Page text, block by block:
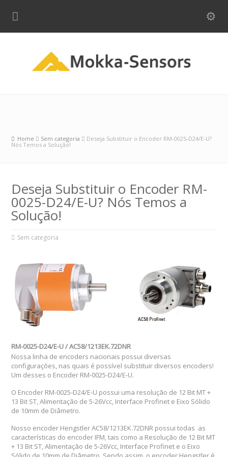
Home Sem categoria
Deseja Substituir o Encoder RM-0025-D24/E-U?
Nós Temos a Solução!
Deseja Substituir o Encoder RM-
0025-D24/E-U? Nós Temos a
Solução!
Sem categoria
RM-0025-D24/E-U / AC58/1213EK.72DNR
Nossa linha de encoders nacionais possui diversas
configurações, nas quais é possível substituir diversos encoders!
Um desses o Encoder RM-0025-D24/E-U.
O Encoder RM-0025-D24/E-U possui uma resolução de 12 Bit MT +
13 Bit ST, Alimentação de 5-26Vcc, Interface Profinet e Eixo Sólido
de 10mm de Diâmetro.
Nosso encoder Hengstler AC58/1213EK.72DNR possui todas as
características do encoder IFM, tais como a Resolução de 12 Bit MT
+ 13 Bit ST, Alimentação de 5-26Vcc, Interface Profinet e o Eixo